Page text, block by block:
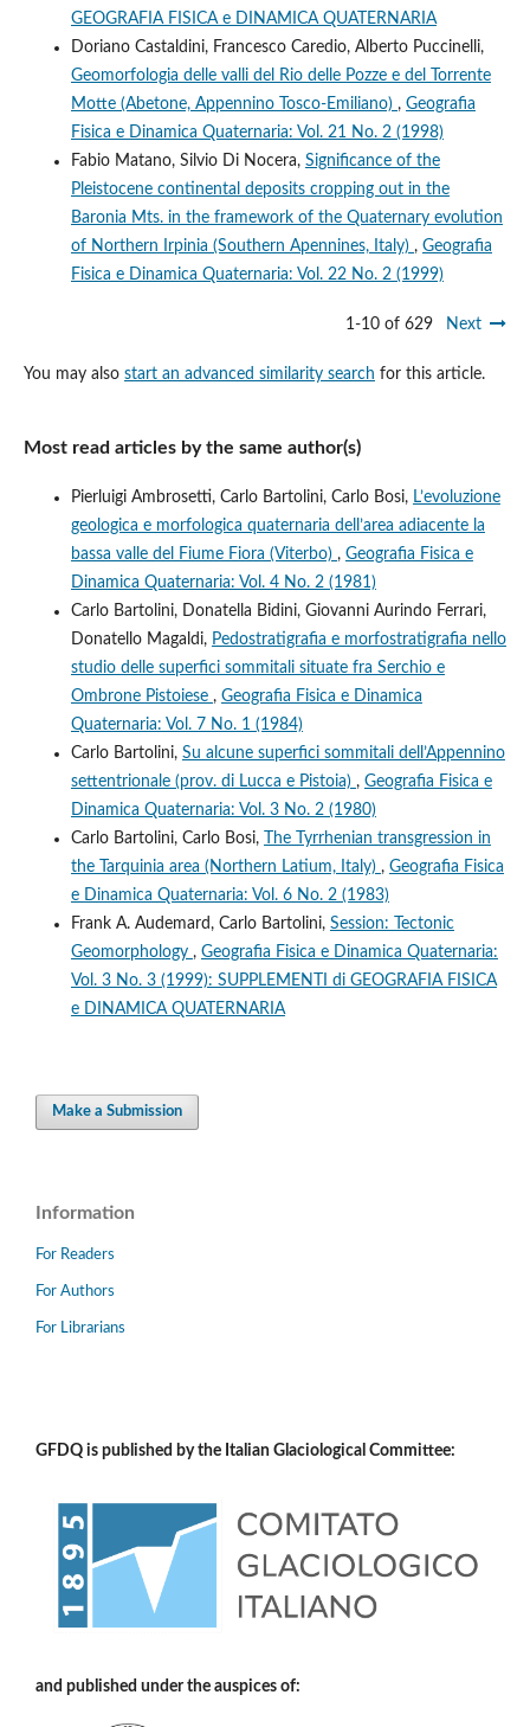
GEOGRAFIA FISICA e DINAMICA QUATERNARIA
Doriano Castaldini, Francesco Caredio, Alberto Puccinelli,
Geomorfologia delle valli del Rio delle Pozze e del Torrente
Motte (Abetone, Appennino Tosco-Emiliano) , Geografia
Fisica e Dinamica Quaternaria: Vol. 21 No. 2 (1998)
Fabio Matano, Silvio Di Nocera, Significance of the
Pleistocene continental deposits cropping out in the
Baronia Mts. in the framework of the Quaternary evolution
of Northern Irpinia (Southern Apennines, Italy) , Geografia
Fisica e Dinamica Quaternaria: Vol. 22 No. 2 (1999)
1-10 of 629 Next
You may also start an advanced similarity search for this article.
Most read articles by the same author(s)
Pierluigi Ambrosetti, Carlo Bartolini, Carlo Bosi, L’evoluzione
geologica e morfologica quaternaria dell’area adiacente la
bassa valle del Fiume Fiora (Viterbo) , Geografia Fisica e
Dinamica Quaternaria: Vol. 4 No. 2 (1981)
Carlo Bartolini, Donatella Bidini, Giovanni Aurindo Ferrari,
Donatello Magaldi, Pedostratigrafia e morfostratigrafia nello
studio delle superfici sommitali situate fra Serchio e
Ombrone Pistoiese , Geografia Fisica e Dinamica
Quaternaria: Vol. 7 No. 1 (1984)
Carlo Bartolini, Su alcune superfici sommitali dell’Appennino
settentrionale (prov. di Lucca e Pistoia) , Geografia Fisica e
Dinamica Quaternaria: Vol. 3 No. 2 (1980)
Carlo Bartolini, Carlo Bosi,
The Tyrrhenian transgression in
the Tarquinia area (Northern Latium, Italy) , Geografia Fisica
e Dinamica Quaternaria: Vol. 6 No. 2 (1983)
Frank A. Audemard, Carlo Bartolini, Session: Tectonic
Geomorphology , Geografia Fisica e Dinamica Quaternaria:
Vol. 3 No. 3 (1999): SUPPLEMENTI di GEOGRAFIA FISICA
e DINAMICA QUATERNARIA
Make a Submission
Information
For Readers
For Authors
For Librarians
GFDQ is published by the Italian Glaciological Committee:
and published under the auspices of: